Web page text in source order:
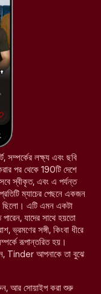
সম্পর্কের লক্ষ্য এবং ছবি
পর থেকে 190টি দেশে
স্বীকৃত, এবং এ পর্যন্ত
ম্যাচের পেছনে একজন
ছিলো। এটি এমন একটা
যাদের সাথে হয়তো
সঙ্গী, কিংবা ধীরে
রূপান্তরিত হয়।
Tinder আপনাকে তা বুঝে
আর সোয়াইপ করা শুরু